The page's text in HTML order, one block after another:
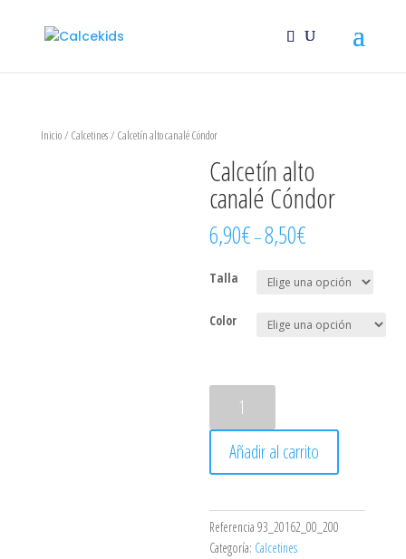
Inicio/ Calcetines/ Calcetín alto canalé Cóndor
Calcetín alto
canalé Cóndor
6,90€–8,50€
Talla
Color
canalé
Cóndor
cantidad
Añadir al carrito
Referencia93_20162_00_200
Categoría: Calcetines